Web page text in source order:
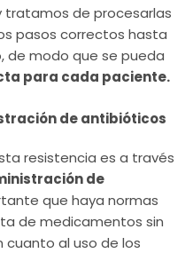
de procesarlas
pasos correctos hasta
de modo que se pueda
para cada paciente.
de antibióticos
resistencia es a través
de
que haya normas
de medicamentos sin
cuanto al uso de los